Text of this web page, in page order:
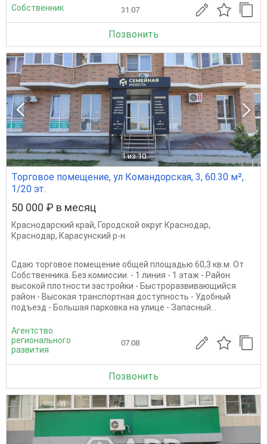
Собственник 31.07
Позвонить
1 из 10
Торговое помещение, ул Командорская, 3, 60.30 м²,
1/20 эт.
50 000 ₽ в месяц
Краснодарский край, Городской округ Краснодар,
Краснодар, Карасунский р-н
Сдаю торговое помещение общей площадью 60,3 кв.м. От
Собственника. Без комиссии. - 1 линия - 1 этаж - Район
высокой плотности застройки - Быстроразвивающийся
район - Высокая транспортная доступность - Удобный
подъезд - Большая парковка на улице - Запасный...
Агентство
регионального
развития
07.08
Позвонить